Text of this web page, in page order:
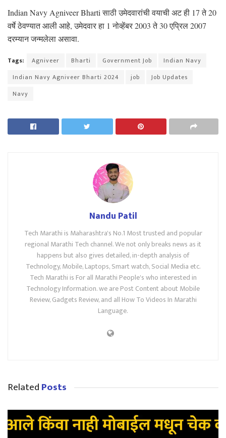
Indian Navy Agniveer Bharti साठी उमेदवारांची वयाची अट ही 17 ते 20
वर्षे ठेवण्यात आली आहे, उमेदवार हा 1 नोव्हेंबर 2003 ते 30 एप्रिल 2007
दरम्यान जन्मलेला असावा.
Tags: Agniveer Bharti Government Job
Indian Navy
Indian Navy Agniveer Bharti 2024
job
Job Updates
Navy
Nandu Patil
Tech Marathi is Maharashtra's No.1 Most trusted and popular
regional Marathi Tech channel. We not only breaks news as it
happens but also gives detailed, in-depth analysis of
Technology, Mobile, Laptops, Smart watch, Social Media etc.
Tech Marathi is For all Marathi People's who interested in
Technology Information. we are Post Content about Mobile
Review, Gadgets Review, and all How To Videos In Marathi
Language.
RelatedPosts